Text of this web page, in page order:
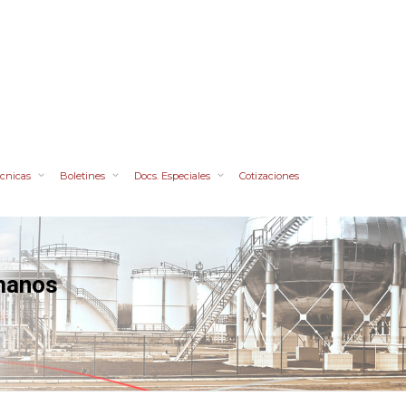
Boletines Docs. Especiales Cotizaciones